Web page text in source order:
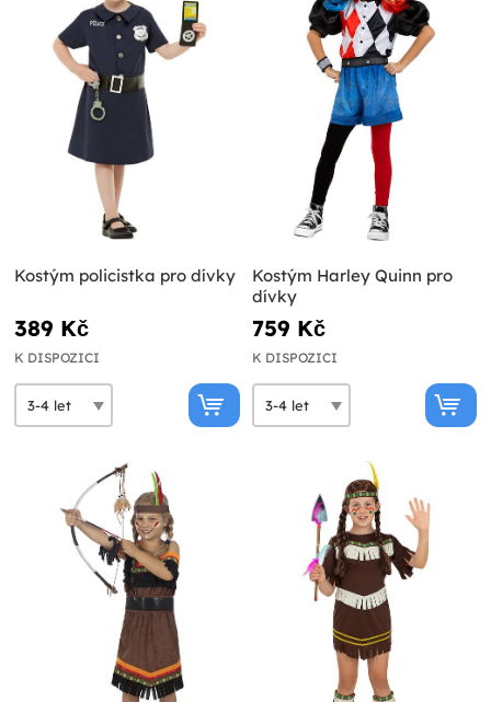
Kostým policistka pro dívky
389 Kč
K DISPOZICI
Kostým Harley Quinn pro
dívky
759 Kč
K DISPOZICI